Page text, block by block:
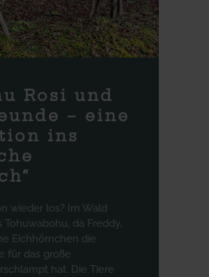
Rosi und
– eine
ins
wieder los? Im Wald
Tohuwabohu, da Freddy,
Eichhörnchen die
für das große
hat. Die Tiere